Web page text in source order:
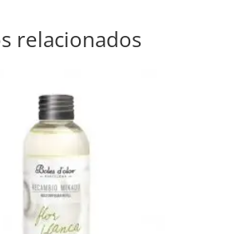
relacionados